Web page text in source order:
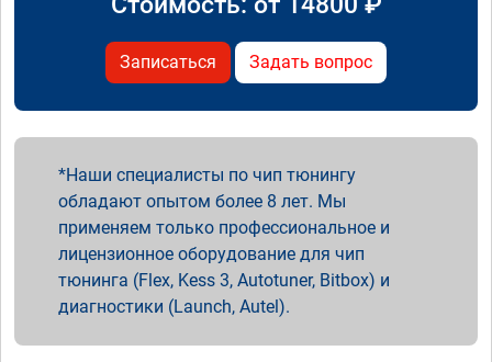
Записаться Задать вопрос
Наши специалисты по чип тюнингу
обладают опытом более 8 лет. Мы
применяем только профессиональное и
лицензионное оборудование для чип
тюнинга (Flex, Kess 3, Autotuner, Bitbox) и
диагностики (Launch, Autel).